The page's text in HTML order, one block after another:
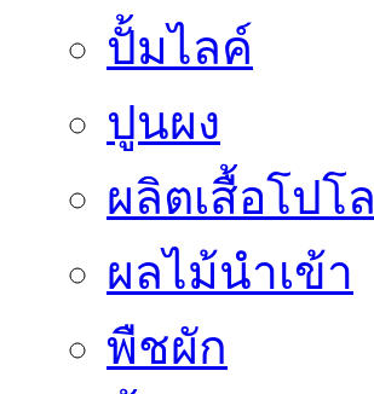
ปั้มไลค์
ปูนผง
ผลิตเสื้อโปโล
ผลไม้นำเข้า
พืชผัก